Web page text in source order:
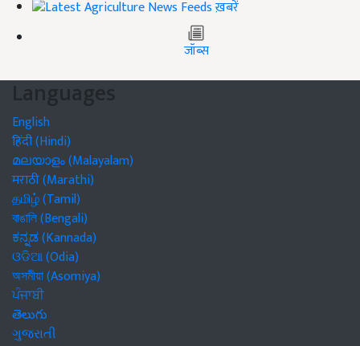
ख़बरें
जॉब्स
Languages
English
हिंदी (Hindi)
മലയാളം (Malayalam)
मराठी (Marathi)
தமிழ் (Tamil)
বাঙালি (Bengali)
ಕನ್ನಡ (Kannada)
ଓଡିଆ (Odia)
অসমীয়া (Asomiya)
ਪੰਜਾਬੀ
తెలుగు
ગુજરાતી